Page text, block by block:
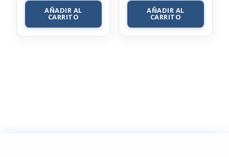
AÑADIR AL
CARRITO
AÑADIR AL
CARRITO